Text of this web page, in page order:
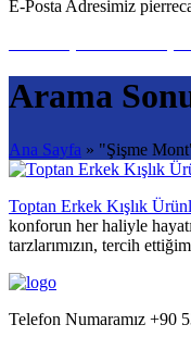
E-Posta Adresimiz
Arama
Ana Sayfa » "Şişme
Toptan Erkek Kışlık
konforun her haliyle
tarzlarımızın, tercih
Telefon Numaramız +90